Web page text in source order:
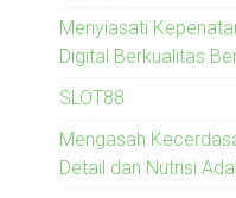
Menyiasati
Digital Berkualitas
SLOT88
Mengasah
Detail dan Nutrisi